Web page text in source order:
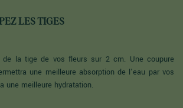
LES TIGES
de la tige de vos fleurs sur 2 cm. Une coupure
une meilleure absorption de l'eau par vos
une meilleure hydratation.